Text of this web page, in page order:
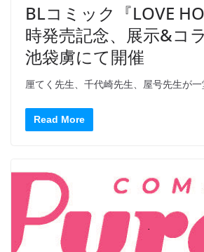
BLコミック『LOVE
時発売記念、展示&コ
池袋虜にて開催
厘てく先生、千代崎先生、屋号先生が一
Read More